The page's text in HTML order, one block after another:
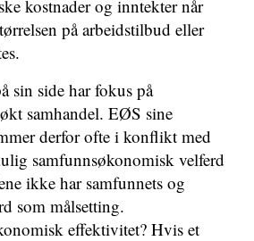
kostnader og inntekter når
på arbeidstilbud eller
sin side har fokus på
samhandel. EØS sine
derfor ofte i konflikt med
samfunnsøkonomisk velferd
ikke har samfunnets og
som målsetting.
effektivitet? Hvis et